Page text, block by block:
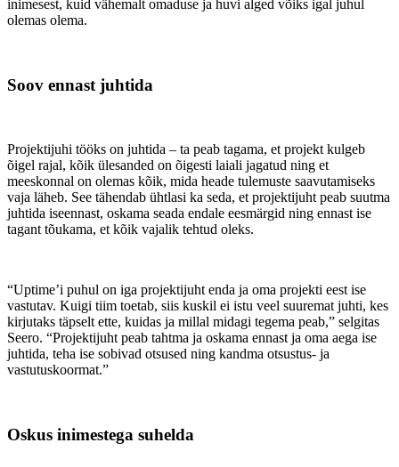
inimesest, kuid vähemalt omaduse ja huvi alged võiks igal juhul
olemas olema.
Soov ennast juhtida
Projektijuhi tööks on juhtida – ta peab tagama, et projekt kulgeb
õigel rajal, kõik ülesanded on õigesti laiali jagatud ning et
meeskonnal on olemas kõik, mida heade tulemuste saavutamiseks
vaja läheb. See tähendab ühtlasi ka seda, et projektijuht peab suutma
juhtida iseennast, oskama seada endale eesmärgid ning ennast ise
tagant tõukama, et kõik vajalik tehtud oleks.
“Uptime’i puhul on iga projektijuht enda ja oma projekti eest ise
vastutav. Kuigi tiim toetab, siis kuskil ei istu veel suuremat juhti, kes
kirjutaks täpselt ette, kuidas ja millal midagi tegema peab,” selgitas
Seero. “Projektijuht peab tahtma ja oskama ennast ja oma aega ise
juhtida, teha ise sobivad otsused ning kandma otsustus- ja
vastutuskoormat.”
Oskus inimestega suhelda